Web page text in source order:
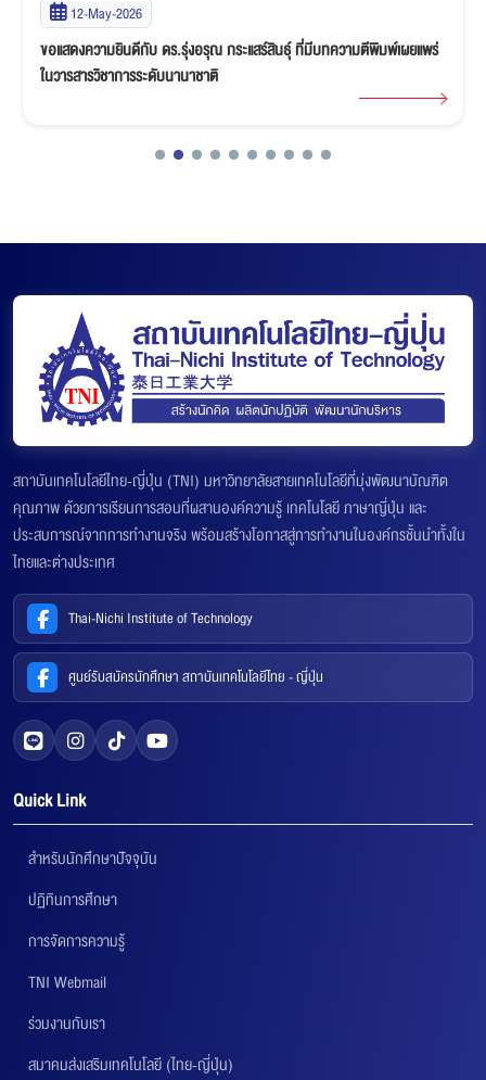
11-Mar-2026
ผศ.ดร.พิมพ์เพชร สระทองอุ่น เข้าร่วมพิธีมอบรางวัลและเงินทุนช่วยเหลือ
การวิจัยด้านวิทยาศาสตร์และเทคโนโลยี ครั้งที่ 32 จัดโดย Thailand Toray
สถาบันเทคโนโลยีไทย-ญี่ปุ่น (TNI) มหาวิทยาลัยสายเทคโนโลยีที่มุ่งพัฒนาบัณฑิต
คุณภาพ ด้วยการเรียนการสอนที่ผสานองค์ความรู้ เทคโนโลยี ภาษาญี่ปุ่น และ
ประสบการณ์จากการทำงานจริง พร้อมสร้างโอกาสสู่การทำงานในองค์กรชั้นนำทั้งใน
ไทยและต่างประเทศ
Thai-Nichi Institute of Technology
ศูนย์รับสมัครนักศึกษา สถาบันเทคโนโลยีไทย - ญี่ปุ่น
Quick Link
สำหรับนักศึกษาปัจจุบัน
ปฏิทินการศึกษา
การจัดการความรู้
TNI Webmail
ร่วมงานกับเรา
สมาคมส่งเสริมเทคโนโลยี (ไทย-ญี่ปุ่น)